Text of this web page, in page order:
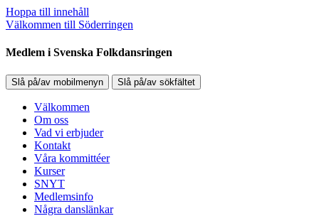
Hoppa till innehåll
Välkommen till Söderringen
Medlem i Svenska Folkdansringen
Slå på/av mobilmenyn Slå på/av sökfältet
Välkommen
Om oss
Vad vi erbjuder
Kontakt
Våra kommittéer
Kurser
SNYT
Medlemsinfo
Några danslänkar